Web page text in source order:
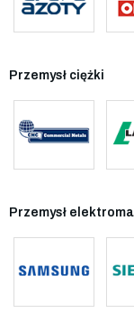
Przemysł ciężki
Przemysł